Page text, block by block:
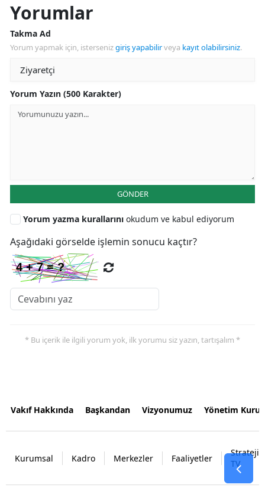
Yorumlar
Takma Ad
Yorum yapmak için, istersenizgiriş yapabilirveya kayıt olabilirsiniz.
Yorum Yazın (500 Karakter)
GÖNDER
Yorum yazma kurallarını okudum ve kabul ediyorum
Aşağıdaki görselde işlemin sonucu kaçtır?
* Bu içerik ile ilgili yorum yok, ilk yorumu siz yazın, tartışalım *
Vakıf Hakkında Başkandan Vizyonumuz Yönetim
Kurumsal Kadro Merkezler Faaliyetler
Strateji
TV